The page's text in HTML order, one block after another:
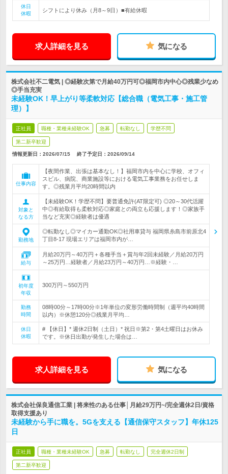
休日
休暇
シフトにより休み（月8～9日）■有給休暇
求人詳細を見る 気になる
株式会社不二電気 | ◎経験次第で月給40万円可◎福岡市内中心◎残業少なめ
◎手当充実
未経験OK！早上がり等柔軟対応【総合職（電気工事・施工管
理）】
正社員 職種・業種未経験OK 急募 転勤なし 学歴不問
第二新卒歓迎
情報更新日：2026/07/15 終了予定日： 2026/09/14
仕事内容
【夜間作業、出張は基本なし！】福岡市内を中心に学校、オフィ
スビル、病院、商業施設等における電気工事業務をお任せしま
す。◎残業月平均20時間以内
対象と
なる方
【未経験OK！学歴不問】要普通免許(AT限定可) ◎20～30代活躍
中◎有給取得も柔軟対応◎家庭との両立も応援します！◎家族手
当など充実◎経験者は優遇
勤務地
◎転勤なし◎マイカー通勤OK◎社用車貸与 福岡県糸島市前原北4
丁目8-17 現場エリアは福岡市内が…
給与
月給20万円～40万円＋各種手当＋賞与年2回未経験／月給20万円
～25万円…経験者／月給23万円～40万円…※経験・…
初年度
年収
300万円～550万円
勤務
時間
08時00分～17時00分※1年単位の変形労働時間制（週平均40時間
以内）※休憩120分◎残業月平均…
休日
休暇
# 【休日】* 週休2日制（土日）* 祝日※第2・第4土曜日はお休み
です。※休日出勤が発生した場合は…
求人詳細を見る 気になる
株式会社保良通信工業 | 将来性のある仕事│月給29万円~/完全週休2日/資格
取得支援あり
未経験から手に職を。5Gを支える【通信保守スタッフ】年休125
日
正社員 職種・業種未経験OK 急募 転勤なし 完全週休2日制
第二新卒歓迎